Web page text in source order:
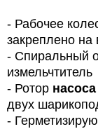
- Рабочее
закреплено на
- Спиральный
измельчтитель
- Ротор
двух
-